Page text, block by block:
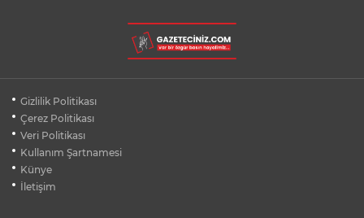
BURSA'DA DEPO YANGINI BİNAYA
SIÇRAMADAN SÖNDÜRÜLDÜ
SİLİVRİ'DE YANGIN: MAHSUR KALANLAR
Gizlilik Politikası
Çerez Politikası
Veri Politikası
Kullanım Şartnamesi
Künye
İletişim